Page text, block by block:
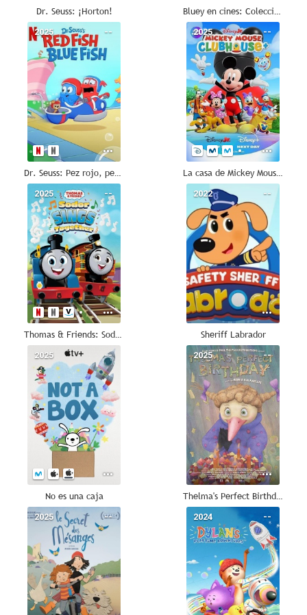
Dr. Seuss: ¡Horton! Bluey en cines: Colección: Juguemos a ser chef
--
2025
Dr. Seuss: Pez rojo, pez azul
--
2025
La casa de Mickey Mouse+
--
2025
Thomas & Friends: Sodor canta unido
--
2022
Sheriff Labrador
--
2025
No es una caja
--
2025
Thelma's Perfect Birthday
--
2025 --
2024